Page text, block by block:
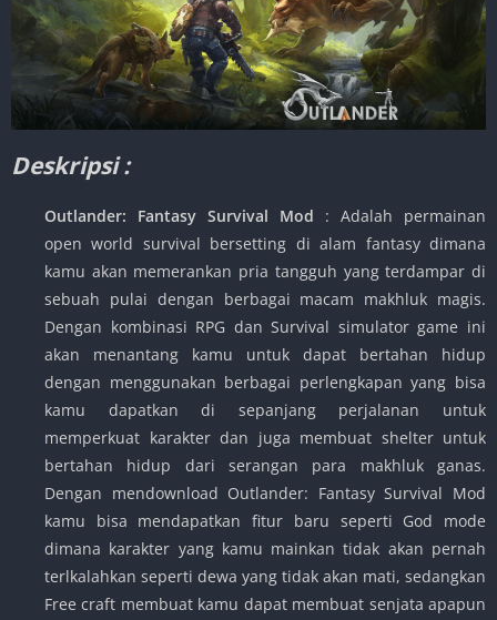
Deskripsi :
Outlander: Fantasy Survival Mod : Adalah permainan
open world survival bersetting di alam fantasy dimana
kamu akan memerankan pria tangguh yang terdampar di
sebuah pulai dengan berbagai macam makhluk magis.
Dengan kombinasi RPG dan Survival simulator game ini
akan menantang kamu untuk dapat bertahan hidup
dengan menggunakan berbagai perlengkapan yang bisa
kamu dapatkan di sepanjang perjalanan untuk
memperkuat karakter dan juga membuat shelter untuk
bertahan hidup dari serangan para makhluk ganas.
Dengan mendownload Outlander: Fantasy Survival Mod
kamu bisa mendapatkan fitur baru seperti God mode
dimana karakter yang kamu mainkan tidak akan pernah
terlkalahkan seperti dewa yang tidak akan mati, sedangkan
Free craft membuat kamu dapat membuat senjata apapun